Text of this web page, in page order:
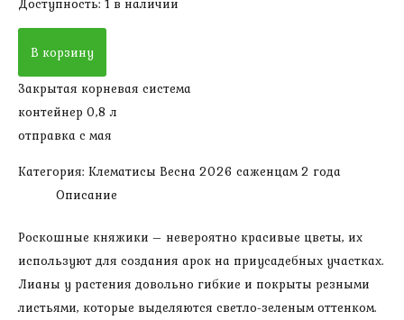
товара
Княжик
Пёпл
сюрпрайз
группа,
высота
саженцу
В корзину
Закрытая корневая система
контейнер 0,8 л
отправка с мая
Категория: Клематисы Весна 2026 саженцам 2 года
Описание
Роскошные княжики – невероятно красивые цветы, их
используют для создания арок на приусадебных участках.
Лианы у растения довольно гибкие и покрыты резными
листьями, которые выделяются светло-зеленым оттенком.